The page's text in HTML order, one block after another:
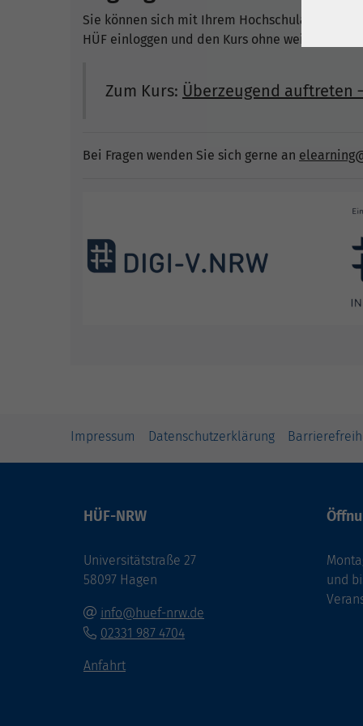
Sie können sich mit Ihrem Hochschulaccount
HÜF einloggen und den Kurs ohne weitere
Zum Kurs: Überzeugend auftreten
Bei Fragen wenden Sie sich gerne an
Impressum Datenschutzerklärung
HÜF-NRW
Universitätstraße 27
58097 Hagen
info@huef-nrw.de
02331 987 4704
Anfahrt
und